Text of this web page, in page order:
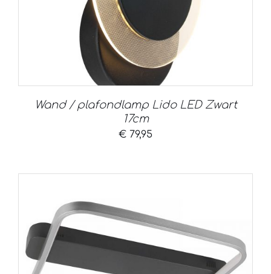
Wand / plafondlamp Lido LED Zwart
17cm
€ 79,95